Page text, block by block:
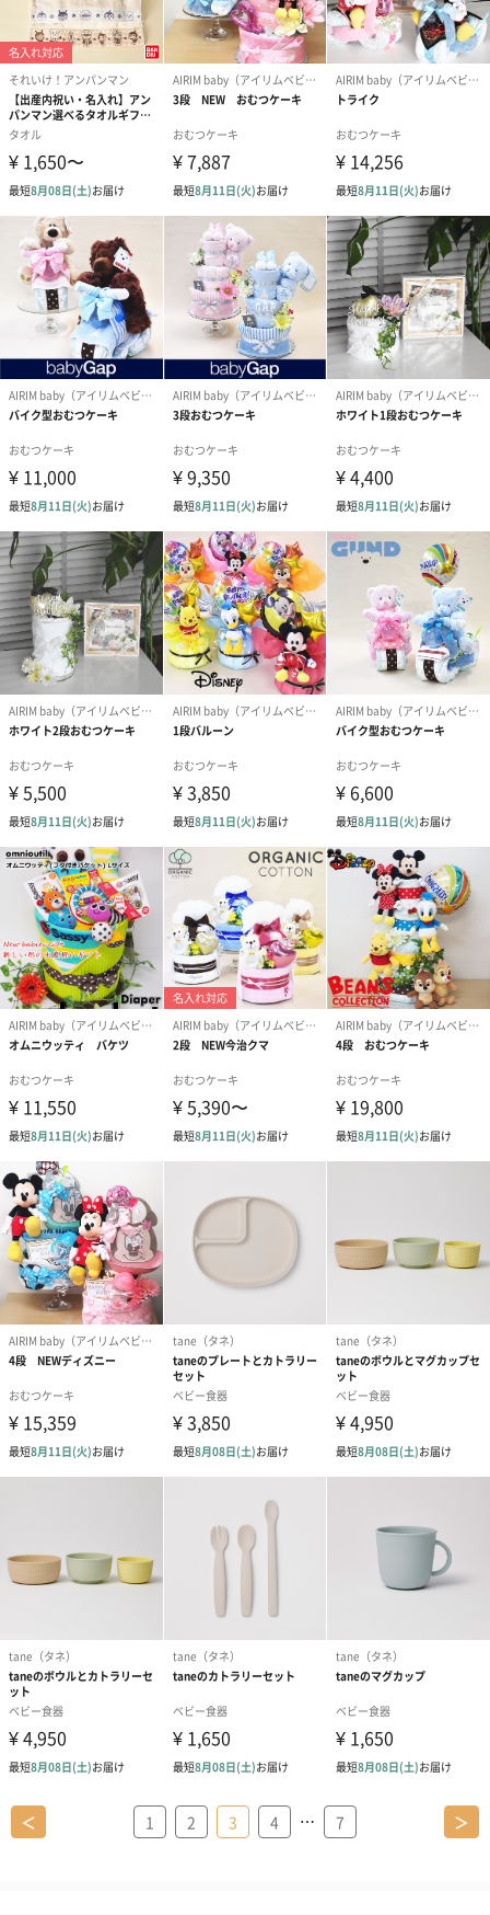
＜ 1 2 3 4 … 7 ＞